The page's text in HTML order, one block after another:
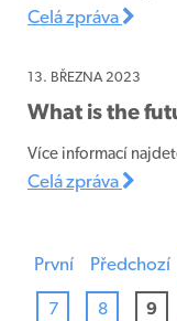
Celá zpráva
13. BŘEZNA 2023
What is the
Více informací
Celá zpráva
První Předchozí
7 8 9